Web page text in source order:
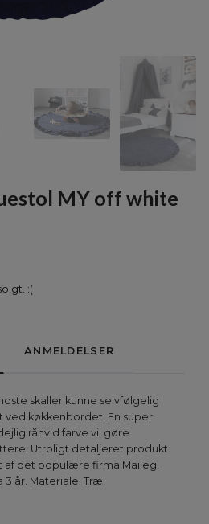
MY off white
:(
ANMELDELSER
skaller kunne selvfølgelig
ved køkkenbordet. En super
råhvid farve vil gøre
Utroligt detaljeret produkt
det populære firma Maileg.
3 år. Materiale: Træ.